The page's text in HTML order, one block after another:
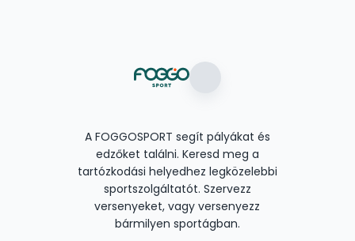
A FOGGOSPORT segít pályákat és
edzőket találni. Keresd meg a
tartózkodási helyedhez legközelebbi
sportszolgáltatót. Szervezz
versenyeket, vagy versenyezz
bármilyen sportágban.